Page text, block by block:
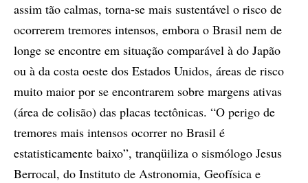
assim tão calmas, torna-se mais sustentável o risco de
ocorrerem tremores intensos, embora o Brasil nem de
longe se encontre em situação comparável à do Japão
ou à da costa oeste dos Estados Unidos, áreas de risco
muito maior por se encontrarem sobre margens ativas
(área de colisão) das placas tectônicas. “O perigo de
tremores mais intensos ocorrer no Brasil é
estatisticamente baixo”, tranqüiliza o sismólogo Jesus
Berrocal, do Instituto de Astronomia, Geofísica e